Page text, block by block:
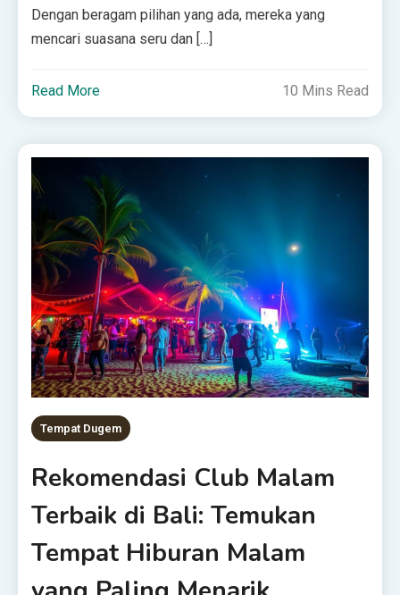
Dengan beragam pilihan yang ada, mereka yang
mencari suasana seru dan […]
Read More 10 Mins Read
Tempat Dugem
Rekomendasi Club Malam
Terbaik di Bali: Temukan
Tempat Hiburan Malam